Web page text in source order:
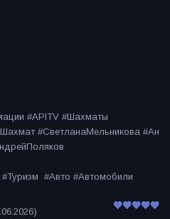
#APITV #Шахматы
#СветланаМельникова #Ан
#Авто #Автомобили